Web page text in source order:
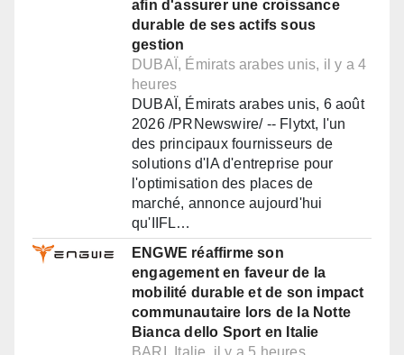
afin d'assurer une croissance
durable de ses actifs sous
gestion
DUBAÏ, Émirats arabes unis, il y a 4
heures
DUBAÏ, Émirats arabes unis, 6 août
2026 /PRNewswire/ -- Flytxt, l'un
des principaux fournisseurs de
solutions d'IA d'entreprise pour
l'optimisation des places de
marché, annonce aujourd'hui
qu'IIFL…
ENGWE réaffirme son
engagement en faveur de la
mobilité durable et de son impact
communautaire lors de la Notte
Bianca dello Sport en Italie